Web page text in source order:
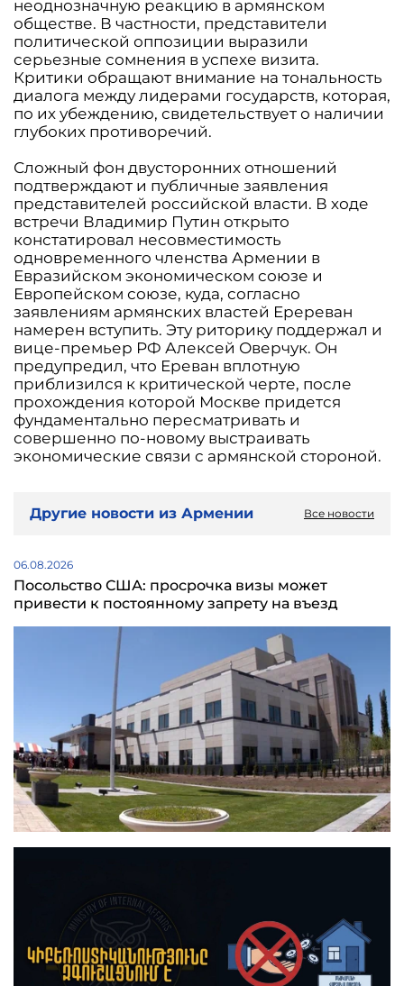
неоднозначную реакцию в армянском
обществе. В частности, представители
политической оппозиции выразили
серьезные сомнения в успехе визита.
Критики обращают внимание на тональность
диалога между лидерами государств, которая,
по их убеждению, свидетельствует о наличии
глубоких противоречий.
Сложный фон двусторонних отношений
подтверждают и публичные заявления
представителей российской власти. В ходе
встречи Владимир Путин открыто
констатировал несовместимость
одновременного членства Армении в
Евразийском экономическом союзе и
Европейском союзе, куда, согласно
заявлениям армянских властей Еререван
намерен вступить. Эту риторику поддержал и
вице-премьер РФ Алексей Оверчук. Он
предупредил, что Ереван вплотную
приблизился к критической черте, после
прохождения которой Москве придется
фундаментально пересматривать и
совершенно по-новому выстраивать
экономические связи с армянской стороной.
Другие новости из Армении Все новости
06.08.2026
Посольство США: просрочка визы может
привести к постоянному запрету на въезд